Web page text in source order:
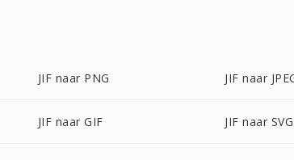
JIF naar PNG JIF naar
JIF naar GIF JIF naar SVG